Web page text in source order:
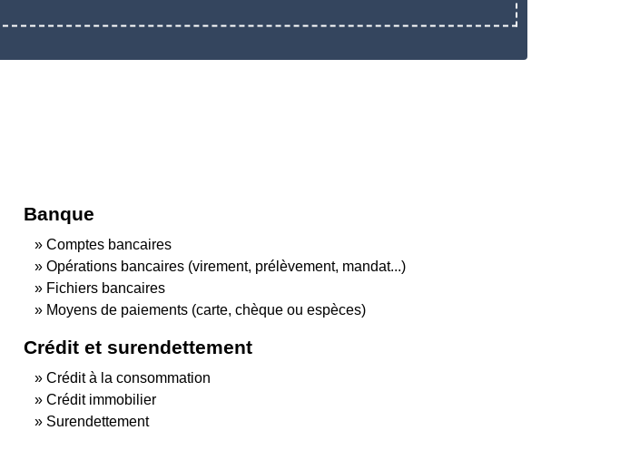
Banque
Comptes bancaires
Opérations bancaires (virement, prélèvement, mandat...)
Fichiers bancaires
Moyens de paiements (carte, chèque ou espèces)
Crédit et surendettement
Crédit à la consommation
Crédit immobilier
Surendettement